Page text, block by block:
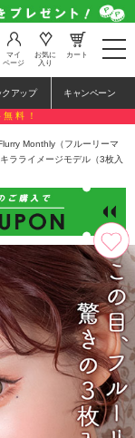
t
o
e
n
a
v
i
t
i
o
n
マイ
ページ
お気に
入り
カート
クアップ キャンペーン
無料！
Monthly（フルーリーマ
ラライメージモデル（3枚入